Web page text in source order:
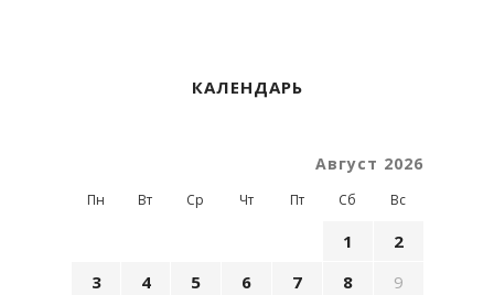
КАЛЕНДАРЬ
Август 2026
Пн Вт Ср Чт Пт Сб Вс
1
2
3
4 5 6 7 8
9